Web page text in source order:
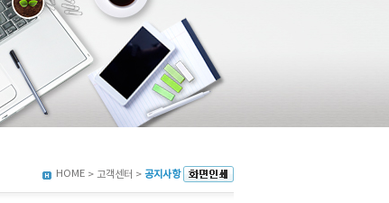
HOME > 고객센터 > 공지사항